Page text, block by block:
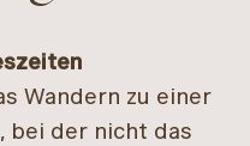
Wandern zu einer
bei der nicht das